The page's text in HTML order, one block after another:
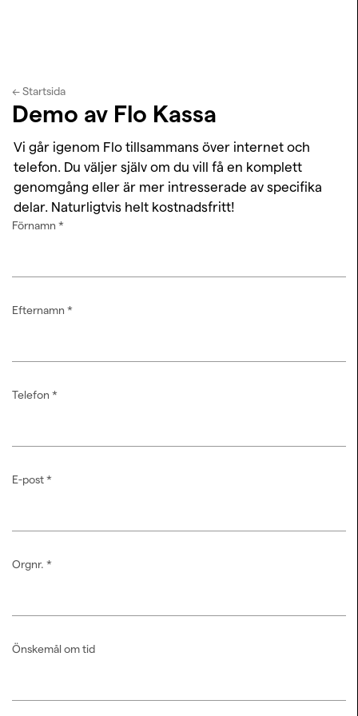
← Startsida
Demo av Flo Kassa
Vi går igenom Flo tillsammans över internet och
telefon. Du väljer själv om du vill få en komplett
genomgång eller är mer intresserade av specifika
delar. Naturligtvis helt kostnadsfritt!
Förnamn *
Efternamn *
Telefon *
E-post*
Orgnr. *
Önskemål om tid